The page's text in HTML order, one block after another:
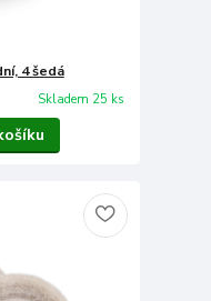
4 šedá
Skladem 25 ks